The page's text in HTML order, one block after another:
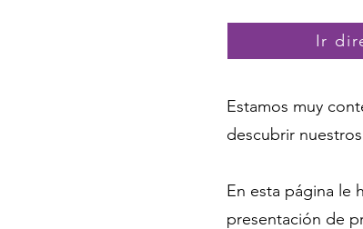
Ir
Estamos muy
descubrir
En esta página le
presentación de